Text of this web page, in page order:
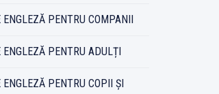
ENGLEZĂ PENTRU COMPANII
ENGLEZĂ PENTRU ADULȚI
ENGLEZĂ PENTRU COPII ȘI